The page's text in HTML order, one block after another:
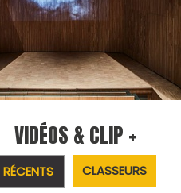
VIDÉOS & CLIP +
RÉCENTS CLASSEURS